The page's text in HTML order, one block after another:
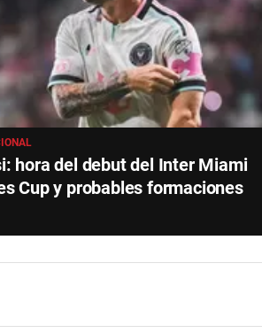
hora del debut del Inter Miami
Cup y probables formaciones